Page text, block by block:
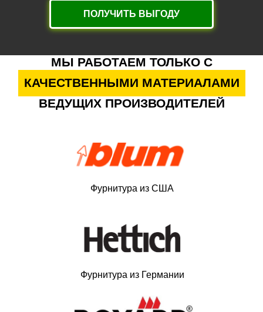
ПОЛУЧИТЬ ВЫГОДУ
МЫ РАБОТАЕМ ТОЛЬКО С
КАЧЕСТВЕННЫМИ МАТЕРИАЛАМИ
ВЕДУЩИХ ПРОИЗВОДИТЕЛЕЙ
Фурнитура из США
Фурнитура из Германии